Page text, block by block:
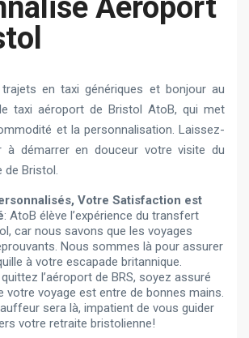
Aéroport
en taxi génériques et bonjour au
taxi aéroport de Bristol AtoB, qui met
et la personnalisation. Laissez-
à démarrer en douceur votre visite du
de Bristol.
Votre Satisfaction est
: AtoB élève l’expérience du transfert
car nous savons que les voyages
Nous sommes là pour assurer
à votre escapade britannique.
l’aéroport de BRS, soyez assuré
votre voyage est entre de bonnes mains.
sera là, impatient de vous guider
votre retraite bristolienne!